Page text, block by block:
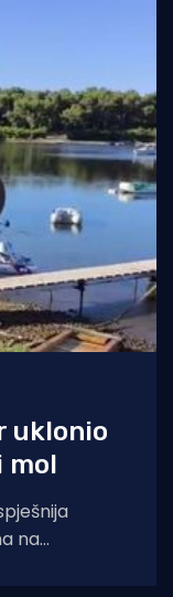
uklonio
mol
na